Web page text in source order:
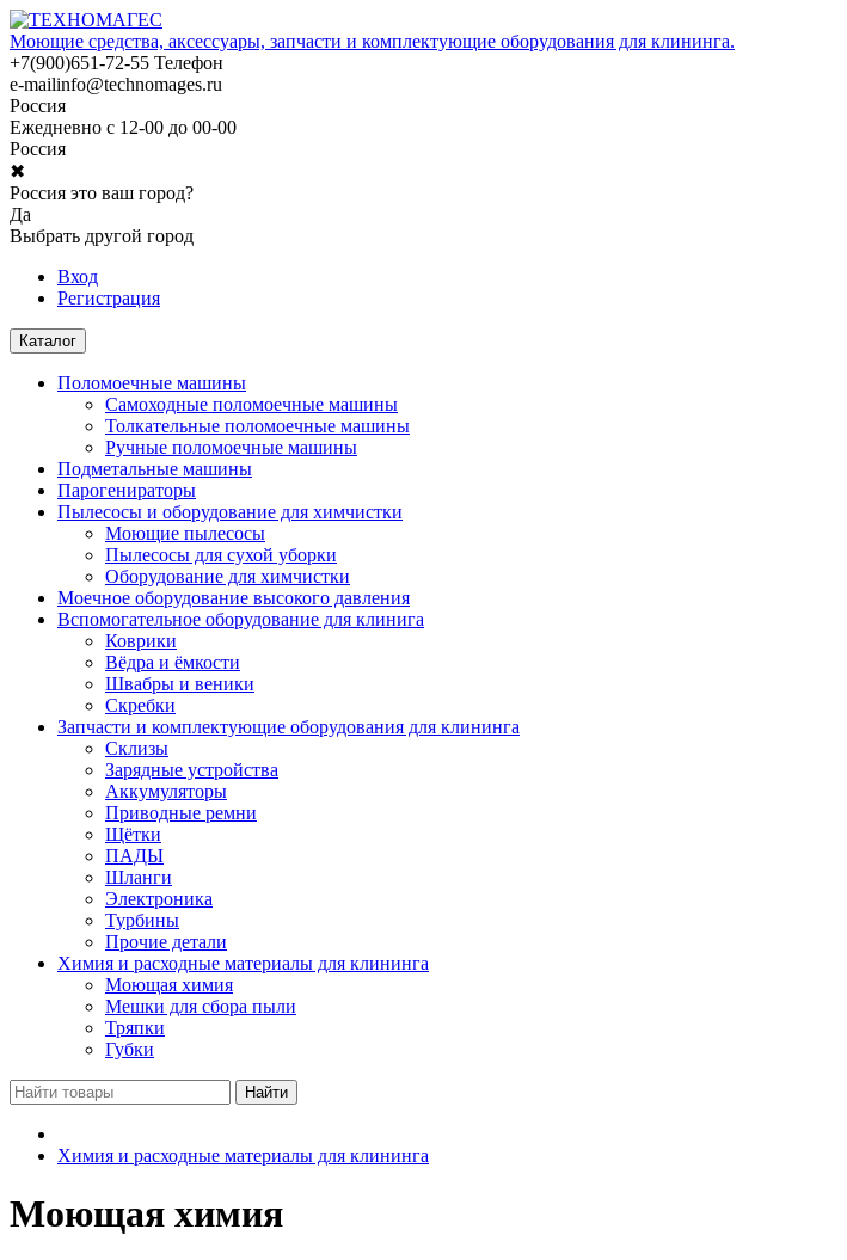
Моющие средства, аксессуары, запчасти и комплектующие оборудования для клининга.
+7(900)651-72-55 Телефон
e-mailinfo@technomages.ru
Россия
Ежедневно с 12-00 до 00-00
Россия
✖
Россия это ваш город?
Да
Выбрать другой город
Вход
Регистрация
Каталог
Поломоечные машины
Самоходные поломоечные машины
Толкательные поломоечные машины
Ручные поломоечные машины
Подметальные машины
Парогенираторы
Пылесосы и оборудование для химчистки
Моющие пылесосы
Пылесосы для сухой уборки
Оборудование для химчистки
Моечное оборудование высокого давления
Вспомогательное оборудование для клинига
Коврики
Вёдра и ёмкости
Швабры и веники
Скребки
Запчасти и комплектующие оборудования для клининга
Склизы
Зарядные устройства
Аккумуляторы
Приводные ремни
Щётки
ПАДЫ
Шланги
Электроника
Турбины
Прочие детали
Химия и расходные материалы для клининга
Моющая химия
Мешки для сбора пыли
Тряпки
Губки
Химия и расходные материалы для клининга
Моющая химия